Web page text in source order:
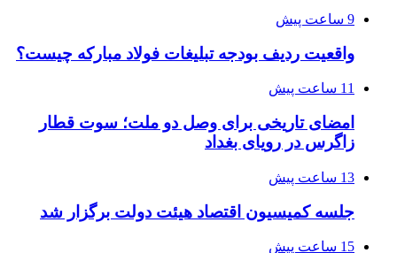
9 ساعت پیش
واقعیت ردیف بودجه تبلیغات فولاد مبارکه چیست؟
11 ساعت پیش
امضای تاریخی برای وصل دو ملت؛ سوت قطار
زاگرس در رویای بغداد
13 ساعت پیش
جلسه کمیسیون اقتصاد هیئت دولت برگزار شد
15 ساعت پیش